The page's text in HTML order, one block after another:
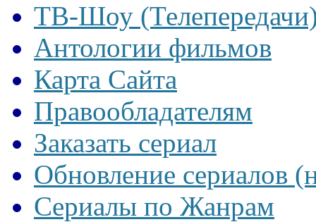
ТВ-Шоу
Антологии фильмов
Карта Сайта
Правообладателям
Заказать сериал
Обновление сериалов
Сериалы по Жанрам